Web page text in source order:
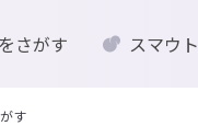
さがす スマウ
す